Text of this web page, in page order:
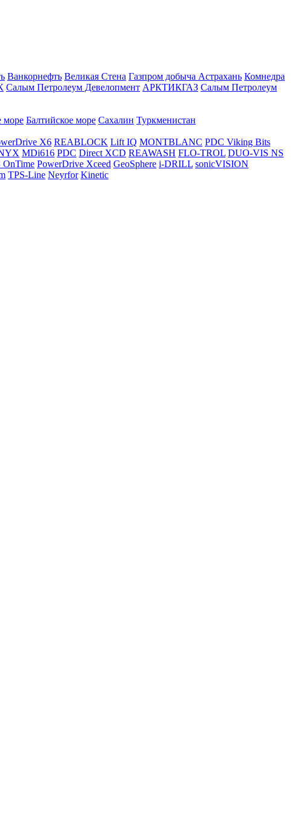
Ванкорнефть Великая Стена Газпром добыча Астрахань Комнедра
Салым Петролеум Девелопмент АРКТИКГАЗ Салым Петролеум
море Балтийское море Сахалин Туркменистан
X6 REABLOCK Lift IQ MONTBLANC PDC Viking Bits
MDi616 PDC Direct XCD REAWASH FLO-TROL DUO-VIS NS
OnTime PowerDrive Xceed GeoSphere i-DRILL sonicVISION
TPS-Line Neyrfor Kinetic